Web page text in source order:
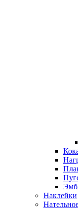
Наклейки